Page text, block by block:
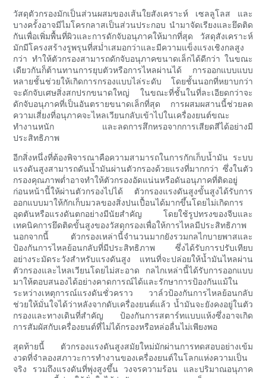
วัสดุตัวกรองมักเป็นส่วนผสมของเส้นใยสังเคราะห์ เซลลูโลส และ
บางครั้งอาจมีไมโครกลาสเป็นส่วนประกอบ นำมาจัดเรียงและยึดติด
กันเพื่อเพิ่มพื้นที่ผิวและการดักจับอนุภาคให้มากที่สุด วัสดุสังเคราะห์
มักมีโครงสร้างรูพรุนที่สม่ำเสมอกว่าและมีความแข็งแรงเชิงกลสูง
กว่า ทำให้ตัวกรองสามารถดักจับอนุภาคขนาดเล็กได้ดีกว่า ในขณะ
เดียวกันก็ต้านทานการยุบตัวหรือการไหลผ่านได้ การออกแบบแบบ
หลายชั้นช่วยให้เกิดการกรองแบบไล่ระดับ โดยชั้นนอกที่หยาบกว่า
จะดักจับเศษสิ่งสกปรกขนาดใหญ่ ในขณะที่ชั้นในที่ละเอียดกว่าจะ
ดักจับอนุภาคที่เป็นอันตรายขนาดเล็กที่สุด การผสมผสานนี้ช่วยลด
ความเสี่ยงที่อนุภาคจะไหลเวียนกลับเข้าไปในเครื่องยนต์ขณะ
ทำงานหนัก และลดการสึกหรอจากการเสียดสีได้อย่างมี
ประสิทธิภาพ
อีกสิ่งหนึ่งที่ต้องพิจารณาคือความสามารถในการกักเก็บน้ำมัน ระบบ
แรงดันสูงสามารถดันน้ำมันผ่านตัวกรองด้วยแรงที่มากกว่า ซึ่งในตัว
กรองคุณภาพต่ำอาจทำให้ตัวกรองอัดแน่นหรือดันอนุภาคที่ติดอยู่
ก่อนหน้านี้ให้ผ่านตัวกรองไปได้ ตัวกรองแรงดันสูงขั้นสูงได้รับการ
ออกแบบมาให้กักเก็บมวลของสิ่งปนเปื้อนได้มากขึ้นโดยไม่เกิดการ
อุดตันหรือแรงดันตกอย่างมีนัยสำคัญ โดยใช้รูปทรงของจีบและ
เทคนิคการยึดติดขั้นสูงของวัสดุกรองเพื่อให้การไหลมีประสิทธิภาพ
นอกจากนี้ ตัวกรองเหล่านี้จำนวนมากยังรวมกลไกบายพาสและ
ป้องกันการไหลย้อนกลับที่มีประสิทธิภาพ ซึ่งได้รับการปรับเทียบ
อย่างระมัดระวังสำหรับแรงดันสูง แทนที่จะปล่อยให้น้ำมันไหลผ่าน
ตัวกรองและไหลเวียนโดยไม่สะอาด กลไกเหล่านี้ได้รับการออกแบบ
มาให้ตอบสนองได้อย่างคาดการณ์ได้และรักษาการป้องกันแม้ใน
ระหว่างเหตุการณ์แรงดันชั่วคราว วาล์วป้องกันการไหลย้อนกลับ
ช่วยให้มั่นใจได้ว่าหลังจากดับเครื่องยนต์แล้ว น้ำมันจะยังคงอยู่ในตัว
กรองและทางเดินที่สำคัญ ป้องกันการสตาร์ทแบบแห้งซึ่งอาจเกิด
การสัมผัสกับเครื่องยนต์ที่ไม่ได้กรองหรือหล่อลื่นไม่เพียงพอ
สุดท้ายนี้ ตัวกรองแรงดันสูงสมัยใหม่มักผ่านการทดสอบอย่างเข้ม
งวดที่จำลองสภาวะการทำงานของเครื่องยนต์ในโลกแห่งความเป็น
จริง รวมถึงแรงดันที่พุ่งสูงขึ้น วงจรความร้อน และปริมาณอนุภาค